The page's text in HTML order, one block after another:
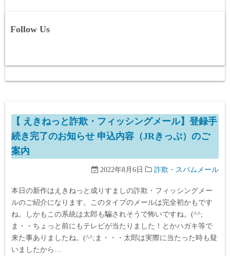
Follow Us
【 えきねっと詐欺・フィッシングメール】登録手
続き完了のお知らせ 申込内容（JRきっぷ）のご
案内
2022年8月6日 詐欺・スパムメール
本日の新作はえきねっと成りすましの詐欺・フィッシングメー
ルのご紹介になります。このタイプのメールは完全初かもです
ね。しかもこの系統は太郎も騙されそうで怖いですね。(^^;
ま・・ちょっと前にもテレビが当たりました！とかハガキ等で
来た事ありましたね。(^^;ま・・・太郎は実際に当たった時も疑
いましたから…